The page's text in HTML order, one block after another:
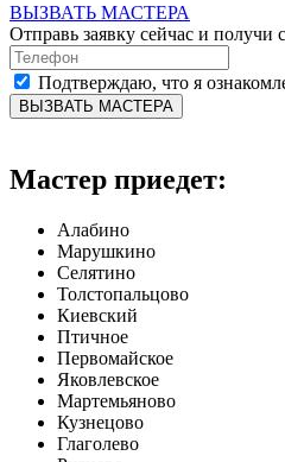
ВЫЗВАТЬ МАСТЕРА
Отправь заявку сейчас и получи
Подтверждаю, что я
ВЫЗВАТЬ МАСТЕРА
Мастер приедет:
Алабино
Марушкино
Селятино
Толстопальцово
Киевский
Птичное
Первомайское
Яковлевское
Мартемьяново
Кузнецово
Глаголево